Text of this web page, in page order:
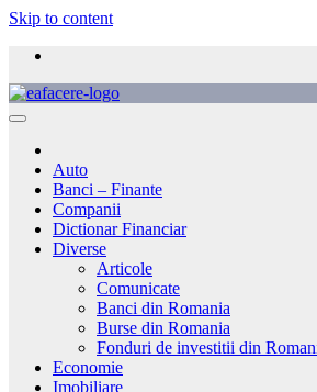
Skip to content
Auto
Banci – Finante
Companii
Dictionar Financiar
Diverse
Articole
Comunicate
Banci din Romania
Burse din Romania
Fonduri de investitii din
Economie
Imobiliare